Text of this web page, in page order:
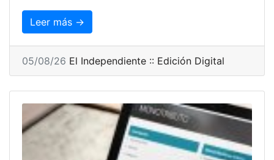
Leer más →
05/08/26 El Independiente :: Edición Digital